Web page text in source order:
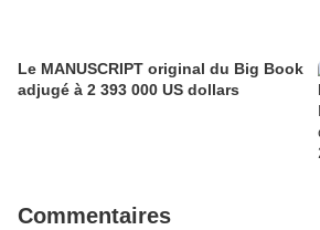
Le MANUSCRIPT original du Big Book
adjugé à 2 393 000 US dollars
Commentaires